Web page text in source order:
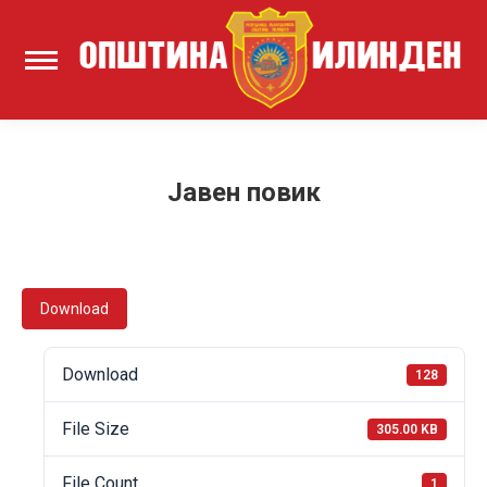
Јавен повик
Download
Download 128
File Size 305.00 KB
1